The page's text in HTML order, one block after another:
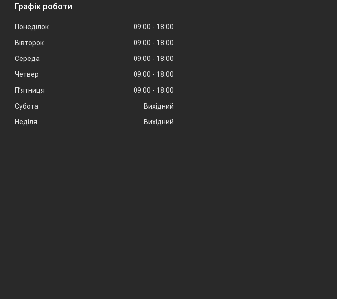
Графік роботи
Понеділок 09:00
18:00
Вівторок
09:00
18:00
Середа
09:00
18:00
Четвер
09:00
18:00
Пʼятниця
09:00
18:00
Субота
Вихідний
Неділя
Вихідний